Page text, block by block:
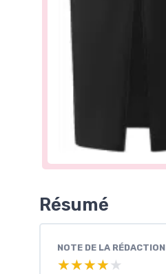
Résumé
NOTE DE LA RÉDACTION
★★★★★
★★★★★